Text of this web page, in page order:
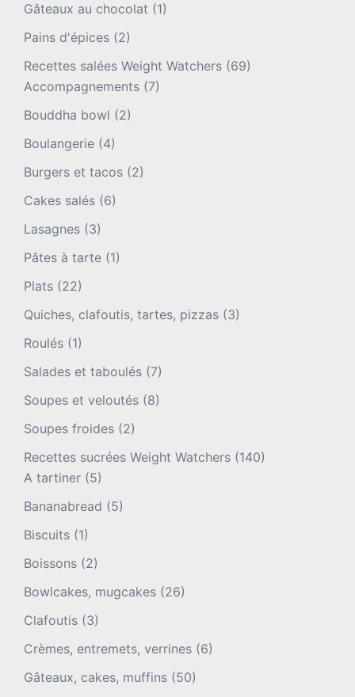
Gâteaux au chocolat (1)
Pains d'épices (2)
Recettes salées Weight Watchers (69)
Accompagnements (7)
Bouddha bowl (2)
Boulangerie (4)
Burgers et tacos (2)
Cakes salés (6)
Lasagnes (3)
Pâtes à tarte (1)
Plats (22)
Quiches, clafoutis, tartes, pizzas (3)
Roulés (1)
Salades et taboulés (7)
Soupes et veloutés (8)
Soupes froides (2)
Recettes sucrées Weight Watchers (140)
A tartiner (5)
Bananabread (5)
Biscuits (1)
Boissons (2)
Bowlcakes, mugcakes (26)
Clafoutis (3)
Crèmes, entremets, verrines (6)
Gâteaux, cakes, muffins (50)